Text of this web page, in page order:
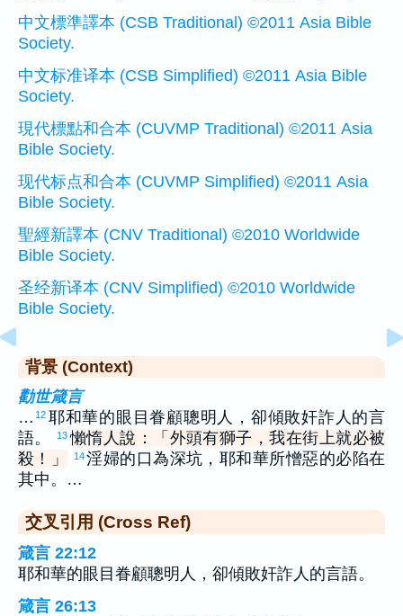
中文標準譯本 (CSB Traditional) ©2011 Asia Bible
Society.
中文标准译本 (CSB Simplified) ©2011 Asia Bible
Society.
現代標點和合本 (CUVMP Traditional) ©2011 Asia
Bible Society.
现代标点和合本 (CUVMP Simplified) ©2011 Asia
Bible Society.
聖經新譯本 (CNV Traditional) ©2010 Worldwide
Bible Society.
圣经新译本 (CNV Simplified) ©2010 Worldwide
Bible Society.
背景 (Context)
勸世箴言
… 12 耶和華的眼目眷顧聰明人，卻傾敗奸詐人的言
語。
13懶惰人說：「外頭有獅子，我在街上就必被
殺！」
14淫婦的口為深坑，耶和華所憎惡的必陷在
其中。…
交叉引用 (Cross Ref)
箴言 22:12
耶和華的眼目眷顧聰明人，卻傾敗奸詐人的言語。
箴言 26:13